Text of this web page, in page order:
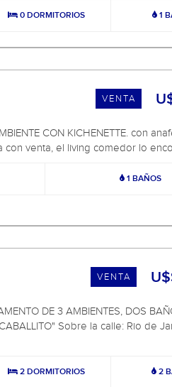
0 DORMITORIOS 1
VENTA
CON KICHENETTE. con
con venta, el living comedor lo
1 BAÑOS
VENTA
DE 3 AMBIENTES, DOS
Sobre la calle: Rio de
2 DORMITORIOS 2